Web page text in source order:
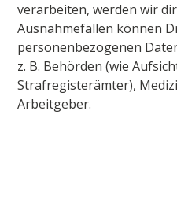
verarbeiten, werden wir
Ausnahmefällen können
personenbezogenen
z. B. Behörden (wie
Strafregisterämter),
Arbeitgeber.